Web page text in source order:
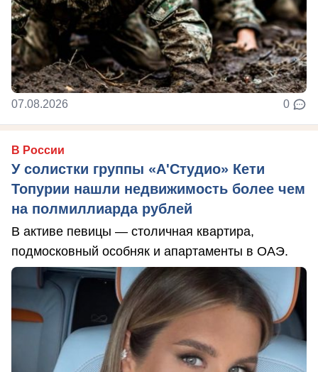
07.08.2026 0
В России
У солистки группы «А'Студио» Кети
Топурии нашли недвижимость более чем
на полмиллиарда рублей
В активе певицы — столичная квартира,
подмосковный особняк и апартаменты в ОАЭ.